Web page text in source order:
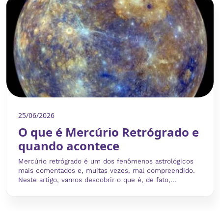
25/06/2026
O que é Mercúrio Retrógrado e
quando acontece
Mercúrio retrógrado é um dos fenômenos astrológicos
mais comentados e, muitas vezes, mal compreendido.
Neste artigo, vamos descobrir o que é, de fato,...